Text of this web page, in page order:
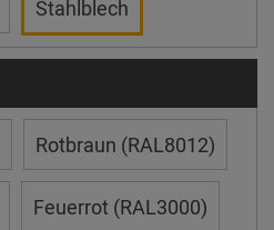
Stahlblech
Rotbraun (RAL8012)
Feuerrot (RAL3000)